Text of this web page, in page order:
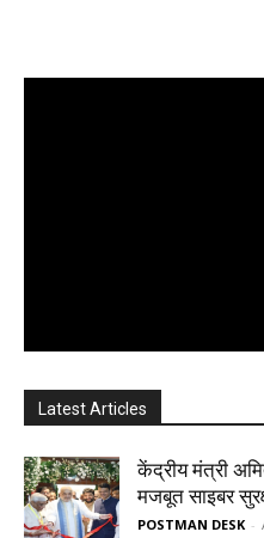
Latest Articles
केंद्रीय मंत्री
मजबूत साइबर
POSTMAN DESK -